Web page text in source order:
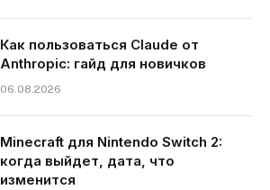
Как пользоваться Claude от
Anthropic: гайд для новичков
06.08.2026
Minecraft для Nintendo Switch 2:
когда выйдет, дата, что
изменится